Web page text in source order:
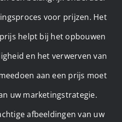
voor prijzen. Het
helpt bij het opbouwen
en het verwerven van
aan een prijs moet
uw marketingstrategie.
afbeeldingen van uw